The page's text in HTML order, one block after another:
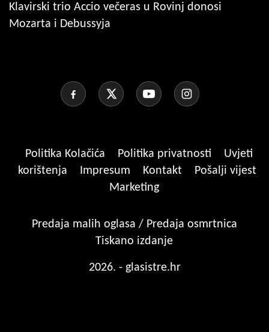
Klavirski trio Accio večeras u Rovinj donosi
Mozarta i Debussyja
Politika Kolačića Politika privatnosti
Uvjeti
korištenja
Impresum Kontakt
Pošalji vijest
Marketing
Predaja malih oglasa / Predaja osmrtnica
Tiskano izdanje
2026. - glasistre.hr